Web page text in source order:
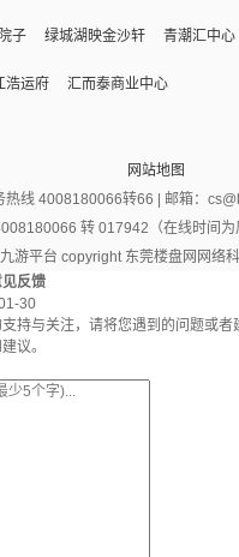
子 绿城湖映金沙轩 青潮汇中心
浩运府 汇而泰商业中心
网站地图
热线 4008180066转66 | 邮箱：
转 017942（在线时间为
九游平台 copyright 东莞楼盘网网络
反馈
30
持与关注，请将您遇到的问题或者
议。